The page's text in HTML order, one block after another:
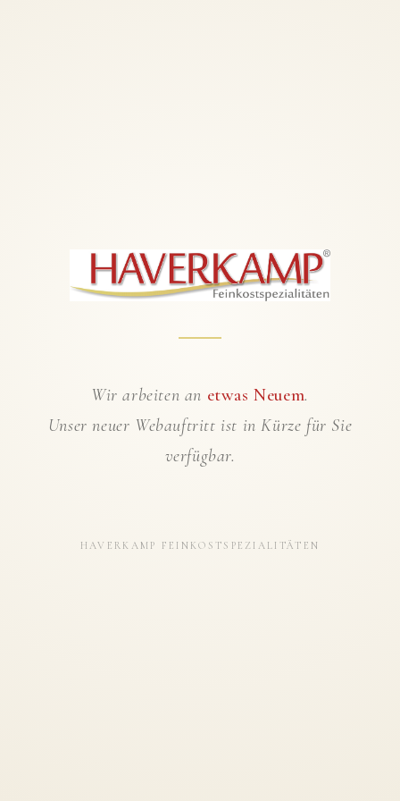
Wir arbeiten an etwas Neuem.
Unser neuer Webauftritt ist in Kürze für Sie
verfügbar.
HAVERKAMP FEINKOSTSPEZIALITÄTEN